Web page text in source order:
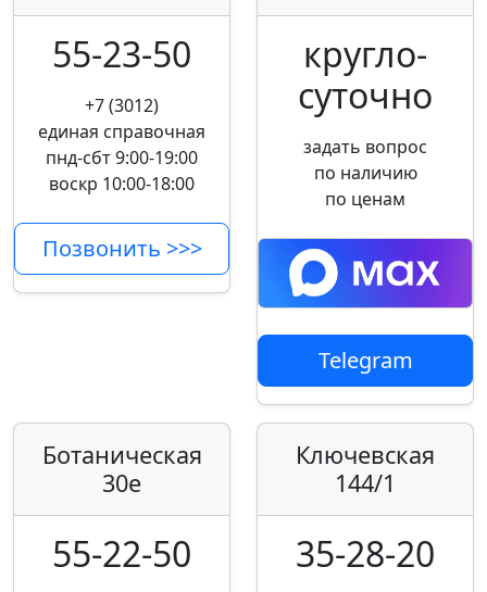
55-23-50
+7 (3012)
единая справочная
пнд-сбт 9:00-19:00
воскр 10:00-18:00
Позвонить >>>
кругло­
суточно
задать вопрос
по наличию
по ценам
Telegram
Ботаническая
30е
55-22-50
Ключевская
144/1
35-28-20